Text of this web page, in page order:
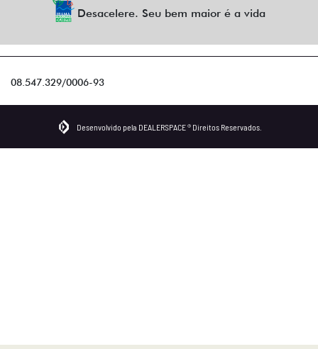
Desacelere. Seu bem maior é a vida
08.547.329/0006-93
Desenvolvido pela DEALERSPACE ® Direitos Reservados.